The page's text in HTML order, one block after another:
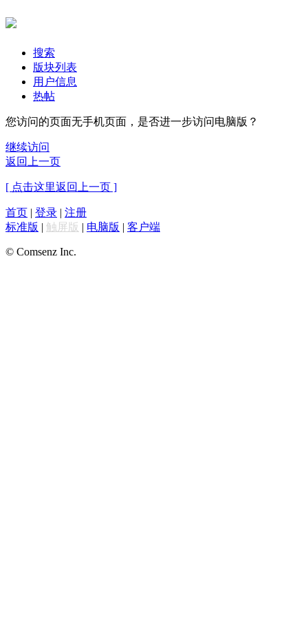
搜索
版块列表
用户信息
热帖
您访问的页面无手机页面，是否进一步访问电脑版？
继续访问
返回上一页
[ 点击这里返回上一页 ]
首页 | 登录 | 注册
标准版 | 触屏版 | 电脑版 | 客户端
© Comsenz Inc.